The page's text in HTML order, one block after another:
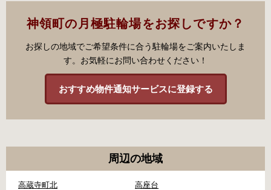
神領町の月極駐輪場をお探しですか？
お探しの地域でご希望条件に合う駐輪場をご案内いたしま
す。お気軽にお問い合わせください！
おすすめ物件通知サービスに登録する
周辺の地域
高蔵寺町北
高座台